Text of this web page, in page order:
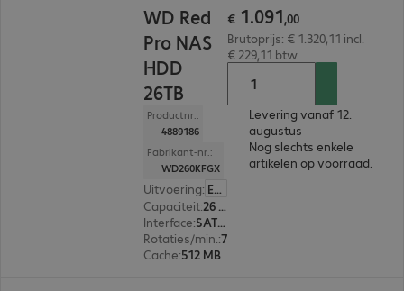
WD Red
Pro NAS
HDD
26TB
Productnr.:
4889186
Fabrikant-nr.:
WD260KFGX
Uitvoering: Europa
Capaciteit:
26 TB
Interface:
SATA 3.0 (6 Gbit/s) 8,9 cm (3,5")
Rotaties/min. : 7.200 rpm
Cache:512 MB
€ 1.091,00
Brutoprijs: € 1.320,11 incl.
€ 229,11 btw
Levering vanaf 12.
augustus
Nog slechts enkele
artikelen op voorraad.